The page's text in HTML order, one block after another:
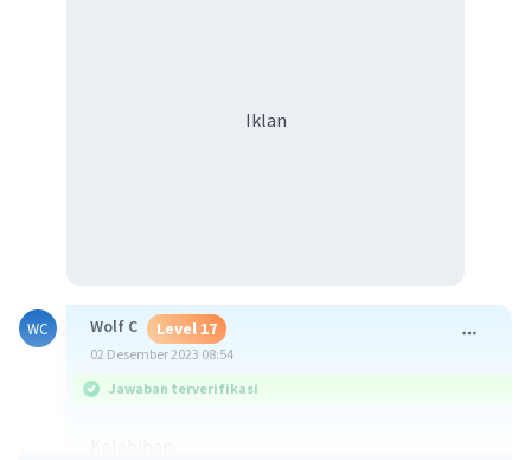
Iklan
WC Wolf C Level 17
02 Desember 2023 08:54
Jawaban terverifikasi